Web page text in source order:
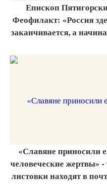
Епископ
Феофилакт: «Россия
заканчивается, а
«Славяне приносили
человеческие жертвы» -
листовки находят в